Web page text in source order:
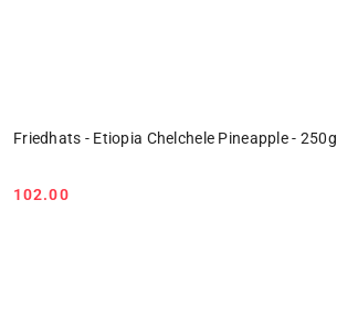
Friedhats - Etiopia Chelchele Pineapple - 250g
Cena:
102.00